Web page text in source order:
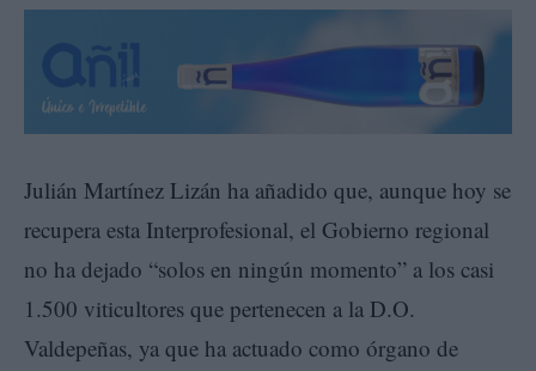
Julián Martínez Lizán ha añadido que, aunque hoy se
recupera esta Interprofesional, el Gobierno regional
no ha dejado “solos en ningún momento” a los casi
1.500 viticultores que pertenecen a la D.O.
Valdepeñas, ya que ha actuado como órgano de